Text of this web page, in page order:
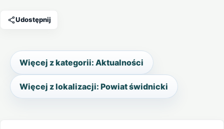
Udostępnij
Więcej z kategorii: Aktualności
Więcej z lokalizacji: Powiat świdnicki